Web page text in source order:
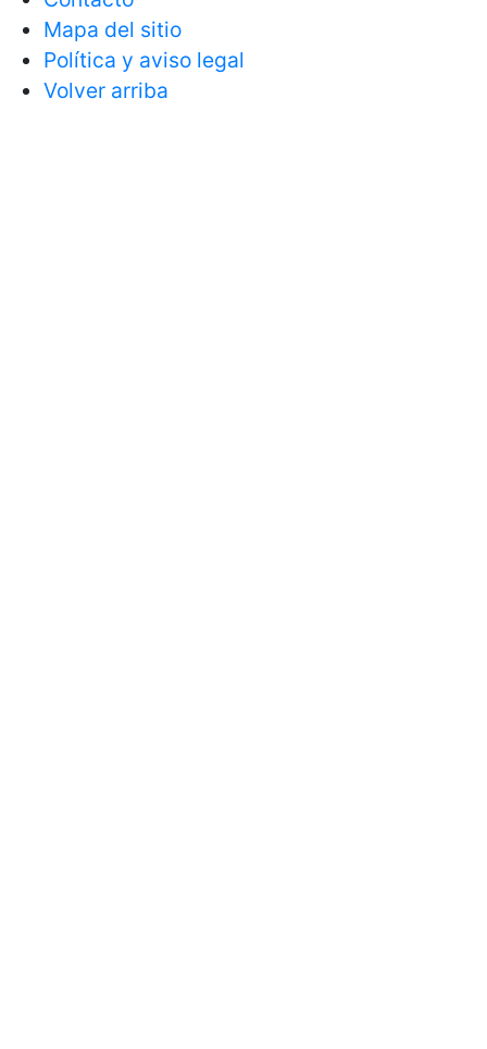
Mapa del sitio
Política y aviso legal
Volver arriba